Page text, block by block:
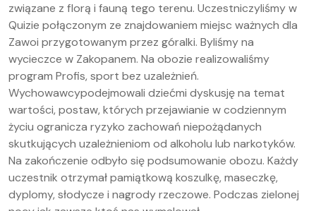
związane z florą i fauną tego terenu. Uczestniczyliśmy w
Quizie połączonym ze znajdowaniem miejsc ważnych dla
Zawoi przygotowanym przez góralki. Byliśmy na
wycieczce w Zakopanem. Na obozie realizowaliśmy
program Profis, sport bez uzależnień.
Wychowawcypodejmowali dziećmi dyskusję na temat
wartości, postaw, których przejawianie w codziennym
życiu ogranicza ryzyko zachowań niepożądanych
skutkujących uzależnieniom od alkoholu lub narkotyków.
Na zakończenie odbyło się podsumowanie obozu. Każdy
uczestnik otrzymał pamiątkową koszulkę, maseczkę,
dyplomy, słodycze i nagrody rzeczowe. Podczas zielonej